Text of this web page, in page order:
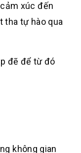
xúc đến
tha tự hào qua
đẽ để từ đó
không gian